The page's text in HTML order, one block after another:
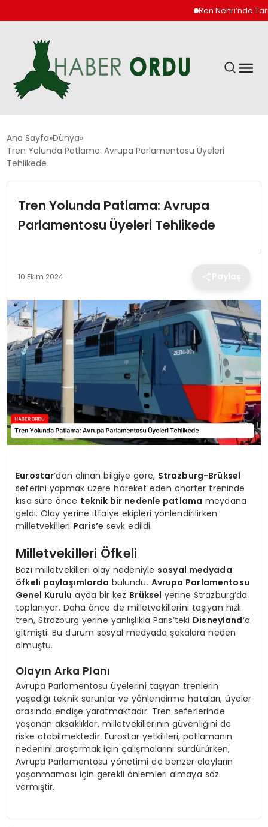
Ren Nehri’nde Tarihi
GÜNDEM
DÜNYA
EKONOMI
TEKNOLOJI
EĞITIM
MAGAZIN
SPOR
YAŞAM
Ana Sayfa Dünya
Tren Yolunda Patlama: Avrupa Parlamentosu Üyeleri
Tehlikede
Tren Yolunda Patlama: Avrupa
Parlamentosu Üyeleri Tehlikede
10 Ekim 2024
Eurostar‘dan alınan bilgiye göre, Strazburg-Brüksel
seferini yapmak üzere hareket eden charter treninde
kısa süre önce teknik bir nedenle patlama meydana
geldi. Olay yerine itfaiye ekipleri yönlendirilirken
milletvekilleri Paris’e sevk edildi.
Milletvekilleri Öfkeli
Bazı milletvekilleri olay nedeniyle sosyal medyada
öfkeli paylaşımlarda bulundu. Avrupa Parlamentosu
Genel Kurulu ayda bir kez Brüksel yerine Strazburg’da
toplanıyor. Daha önce de milletvekillerini taşıyan hızlı
tren, Strazburg yerine yanlışlıkla Paris’teki Disneyland‘a
gitmişti. Bu durum sosyal medyada şakalara neden
olmuştu.
Olayın Arka Planı
Avrupa Parlamentosu üyelerini taşıyan trenlerin
yaşadığı teknik sorunlar ve yönlendirme hataları, üyeler
arasında endişe yaratmaktadır. Tren seferlerinde
yaşanan aksaklıklar, milletvekillerinin güvenliğini de
riske atabilmektedir. Eurostar yetkilileri, patlamanın
nedenini araştırmak için çalışmalarını sürdürürken,
Avrupa Parlamentosu yönetimi de benzer olayların
yaşanmaması için gerekli önlemleri almaya söz
vermiştir.